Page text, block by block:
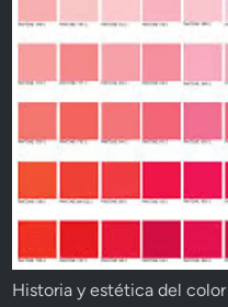
Historia y estética del color